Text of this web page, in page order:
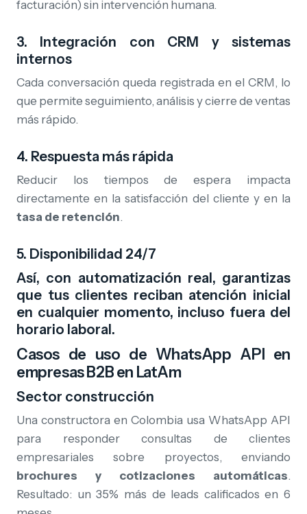
facturación) sin intervención humana.
3. Integración con CRM y sistemas
internos
Cada conversación queda registrada en el CRM, lo
que permite seguimiento, análisis y cierre de ventas
más rápido.
4. Respuesta más rápida
Reducir los tiempos de espera impacta
directamente en la satisfacción del cliente y en la
tasa de retención.
5. Disponibilidad 24/7
Así, con automatización real, garantizas
que tus clientes reciban atención inicial
en cualquier momento, incluso fuera del
horario laboral.
Casos de uso de WhatsApp API en
empresas B2B en LatAm
Sector construcción
Una constructora en Colombia usa WhatsApp API
para responder consultas de clientes
empresariales sobre proyectos, enviando
brochures y cotizaciones automáticas.
Resultado: un 35% más de leads calificados en 6